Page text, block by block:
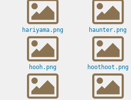
hariyama.png haunter.png
hooh.png hoothoot.png